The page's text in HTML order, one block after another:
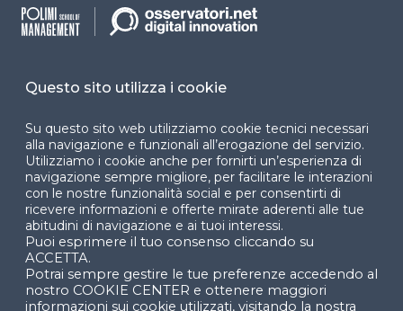
Facebook LinkedIn
© 2024 Copyright © Politecnico di Milano Dipartimento
di Ingegneria Gestionale
Questo sito utilizza i cookie
Su questo sito web utilizziamo cookie tecnici necessari
alla navigazione e funzionali all’erogazione del servizio.
Utilizziamo i cookie anche per fornirti un’esperienza di
navigazione sempre migliore, per facilitare le interazioni
con le nostre funzionalità social e per consentirti di
ricevere informazioni e offerte mirate aderenti alle tue
abitudini di navigazione e ai tuoi interessi.
Puoi esprimere il tuo consenso cliccando su
ACCETTA.
Potrai sempre gestire le tue preferenze accedendo al
nostro COOKIE CENTER e ottenere maggiori
informazioni sui cookie utilizzati, visitando la nostra